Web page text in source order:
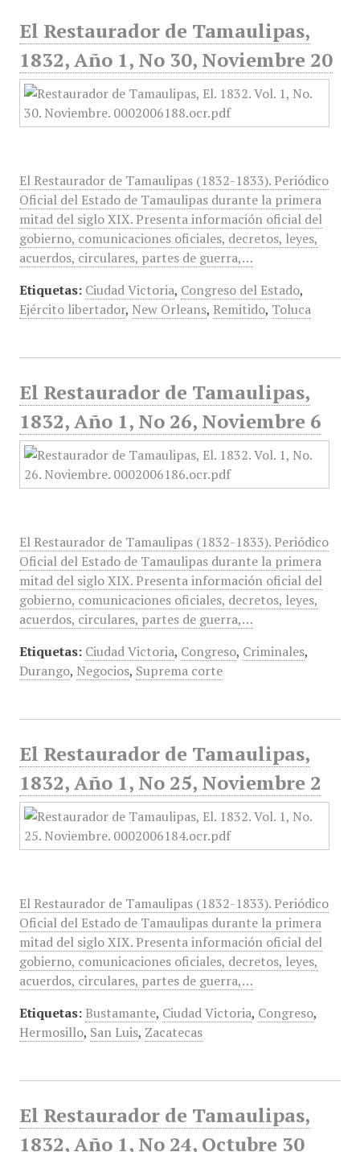
El Restaurador de Tamaulipas,
1832, Año 1, No 30, Noviembre 20
El Restaurador de Tamaulipas (1832-1833). Periódico
Oficial del Estado de Tamaulipas durante la primera
mitad del siglo XIX. Presenta información oficial del
gobierno, comunicaciones oficiales, decretos, leyes,
acuerdos, circulares, partes de guerra,…
Etiquetas: Ciudad Victoria, Congreso del Estado,
Ejército libertador, New Orleans, Remitido, Toluca
El Restaurador de Tamaulipas,
1832, Año 1, No 26, Noviembre 6
El Restaurador de Tamaulipas (1832-1833). Periódico
Oficial del Estado de Tamaulipas durante la primera
mitad del siglo XIX. Presenta información oficial del
gobierno, comunicaciones oficiales, decretos, leyes,
acuerdos, circulares, partes de guerra,…
Etiquetas: Ciudad Victoria, Congreso, Criminales,
Durango, Negocios, Suprema corte
El Restaurador de Tamaulipas,
1832, Año 1, No 25, Noviembre 2
El Restaurador de Tamaulipas (1832-1833). Periódico
Oficial del Estado de Tamaulipas durante la primera
mitad del siglo XIX. Presenta información oficial del
gobierno, comunicaciones oficiales, decretos, leyes,
acuerdos, circulares, partes de guerra,…
Etiquetas: Bustamante, Ciudad Victoria, Congreso,
Hermosillo, San Luis, Zacatecas
El Restaurador de Tamaulipas,
1832, Año 1, No 24, Octubre 30